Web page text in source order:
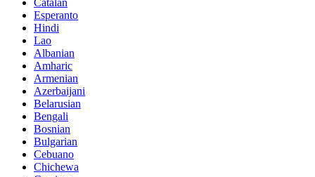
Esperanto
Hindi
Lao
Albanian
Amharic
Armenian
Azerbaijani
Belarusian
Bengali
Bosnian
Bulgarian
Cebuano
Chichewa